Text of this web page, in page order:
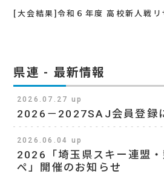
[大会結果]令和６年度 高校新人戦リ
県連 - 最新情報
2026.07.27 up
2026－2027SAJ会員登録
2026.06.04 up
2026「埼玉県スキー連盟
ペ」開催のお知らせ